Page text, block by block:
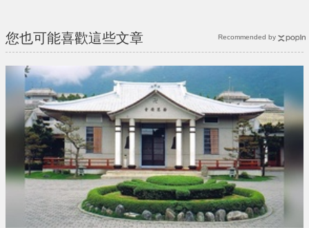
您也可能喜歡這些文章 Recommended by